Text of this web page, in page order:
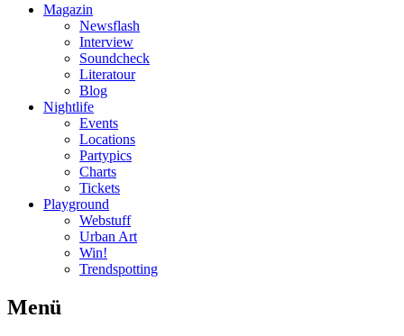
Magazin
Newsflash
Interview
Soundcheck
Literatour
Blog
Nightlife
Events
Locations
Partypics
Charts
Tickets
Playground
Webstuff
Urban Art
Win!
Trendspotting
Menü